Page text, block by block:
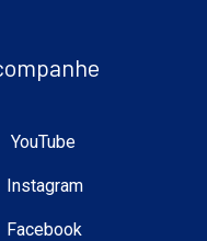
YouTube
Instagram
Facebook